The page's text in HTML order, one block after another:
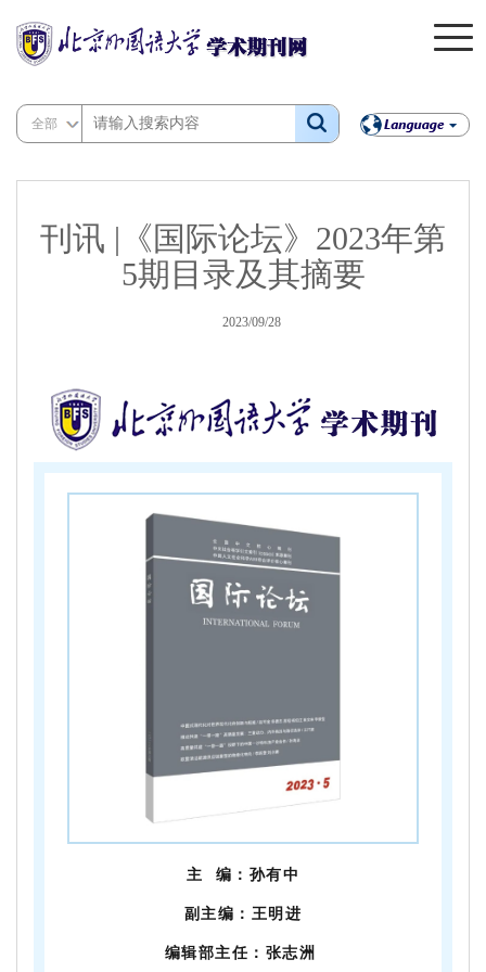
全部
刊讯 |《国际论坛》2023年第
5期目录及其摘要
2023/09/28
主 编：孙有中
副主编：王明进
编辑部主任：张志洲